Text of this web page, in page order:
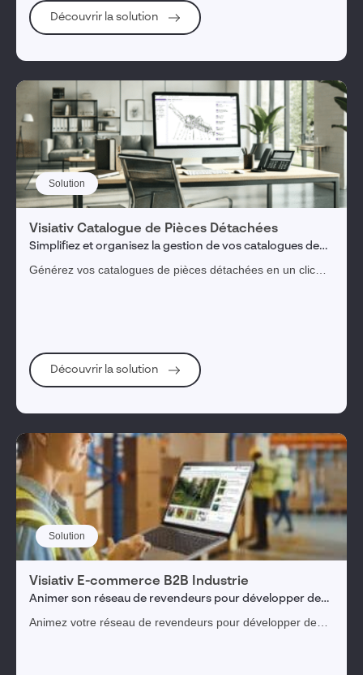
Découvrir la solution
Solution
Visiativ Catalogue de Pièces Détachées
Simplifiez et organisez la gestion de vos catalogues de
pièces détachées et de votre documentation technique
Générez vos catalogues de pièces détachées en un clic
Découvrir la solution
Solution
Visiativ E-commerce B2B Industrie
Animer son réseau de revendeurs pour développer de
nouveaux marchés
Animez votre réseau de revendeurs pour développer de